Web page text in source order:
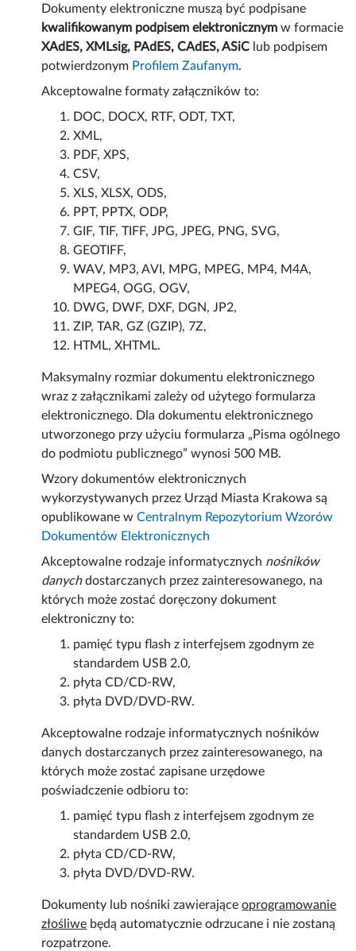
Dokumenty elektroniczne muszą być podpisane
kwalifikowanym podpisem elektronicznymw formacie
XAdES, XMLsig, PAdES, CAdES, ASiC lub podpisem
potwierdzonym Profilem Zaufanym.
Akceptowalne formaty załączników to:
DOC, DOCX, RTF, ODT, TXT,
XML,
PDF, XPS,
CSV,
XLS, XLSX, ODS,
PPT, PPTX, ODP,
GIF, TIF, TIFF, JPG, JPEG, PNG, SVG,
GEOTIFF,
WAV, MP3, AVI, MPG, MPEG, MP4, M4A,
MPEG4, OGG, OGV,
DWG, DWF, DXF, DGN, JP2,
ZIP, TAR, GZ (GZIP), 7Z,
HTML, XHTML.
Maksymalny rozmiar dokumentu elektronicznego
wraz z załącznikami zależy od użytego formularza
elektronicznego. Dla dokumentu elektronicznego
utworzonego przy użyciu formularza „Pisma ogólnego
do podmiotu publicznego” wynosi 500 MB.
Wzory dokumentów elektronicznych
wykorzystywanych przez Urząd Miasta Krakowa są
opublikowane wCentralnym Repozytorium Wzorów
Dokumentów Elektronicznych
Akceptowalne rodzaje informatycznych nośników
danychdostarczanych przez zainteresowanego, na
których może zostać doręczony dokument
elektroniczny to:
pamięć typu flash z interfejsem zgodnym ze
standardem USB 2.0,
płyta CD/CD-RW,
płyta DVD/DVD-RW.
Akceptowalne rodzaje informatycznych nośników
danych dostarczanych przez zainteresowanego, na
których może zostać zapisane urzędowe
poświadczenie odbioru to:
pamięć typu flash z interfejsem zgodnym ze
standardem USB 2.0,
płyta CD/CD-RW,
płyta DVD/DVD-RW.
Dokumenty lub nośniki zawierająceoprogramowanie
złośliwe będą automatycznie odrzucane i nie zostaną
rozpatrzone.